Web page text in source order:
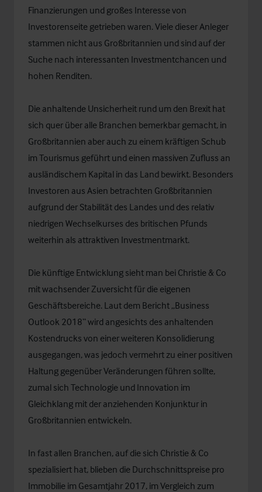
Finanzierungen und großes Interesse von
Investorenseite getrieben waren. Viele dieser Anleger
stammen nicht aus Großbritannien und sind auf der
Suche nach interessanten Investmentchancen und
hohen Renditen.
Die anhaltende Unsicherheit rund um den Brexit hat
sich quer über alle Branchen bemerkbar gemacht, in
Großbritannien aber auch zu einem kräftigen Schub
im Tourismus geführt und einen massiven Zufluss an
ausländischem Kapital in das Land bewirkt. Besonders
Investoren aus Asien betrachten Großbritannien
aufgrund der Stabilität des Landes und des relativ
niedrigen Wechselkurses des britischen Pfunds
weiterhin als attraktiven Investmentmarkt.
Die künftige Entwicklung sieht man bei Christie & Co
mit wachsender Zuversicht für die eigenen
Geschäftsbereiche. Laut dem Bericht „Business
Outlook 2018“ wird angesichts des anhaltenden
Kostendrucks von einer weiteren Konsolidierung
ausgegangen, was jedoch vermehrt zu einer positiven
Haltung gegenüber Veränderungen führen sollte,
zumal sich Technologie und Innovation im
Gleichklang mit der anziehenden Konjunktur in
Großbritannien entwickeln.
In fast allen Branchen, auf die sich Christie & Co
spezialisiert hat, blieben die Durchschnittspreise pro
Immobilie im Gesamtjahr 2017, im Vergleich zum